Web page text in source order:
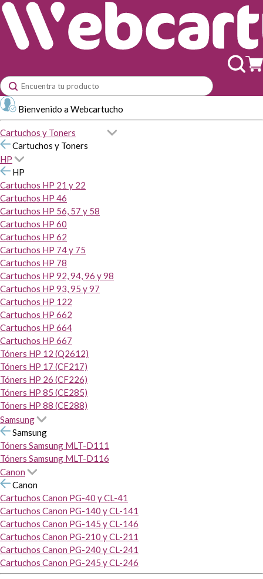
Bienvenido a Webcartucho
Cartuchos y Toners
Cartuchos y Toners
HP
HP
Cartuchos HP 21 y 22
Cartuchos HP 46
Cartuchos HP 56, 57 y 58
Cartuchos HP 60
Cartuchos HP 62
Cartuchos HP 74 y 75
Cartuchos HP 78
Cartuchos HP 92, 94, 96 y 98
Cartuchos HP 93, 95 y 97
Cartuchos HP 122
Cartuchos HP 662
Cartuchos HP 664
Cartuchos HP 667
Tóners HP 12 (Q2612)
Tóners HP 17 (CF217)
Tóners HP 26 (CF226)
Tóners HP 85 (CE285)
Tóners HP 88 (CE288)
Samsung
Samsung
Tóners Samsung MLT-D111
Tóners Samsung MLT-D116
Canon
Canon
Cartuchos Canon PG-40 y CL-41
Cartuchos Canon PG-140 y CL-141
Cartuchos Canon PG-145 y CL-146
Cartuchos Canon PG-210 y CL-211
Cartuchos Canon PG-240 y CL-241
Cartuchos Canon PG-245 y CL-246